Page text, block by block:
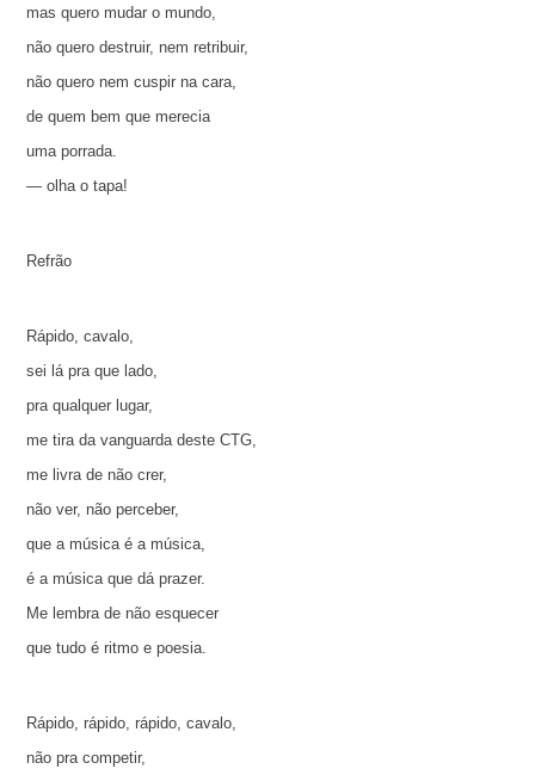
mas quero mudar o mundo,
não quero destruir, nem retribuir,
não quero nem cuspir na cara,
de quem bem que merecia
uma porrada.
— olha o tapa!
Refrão
Rápido, cavalo,
sei lá pra que lado,
pra qualquer lugar,
me tira da vanguarda deste CTG,
me livra de não crer,
não ver, não perceber,
que a música é a música,
é a música que dá prazer.
Me lembra de não esquecer
que tudo é ritmo e poesia.
Rápido, rápido, rápido, cavalo,
não pra competir,